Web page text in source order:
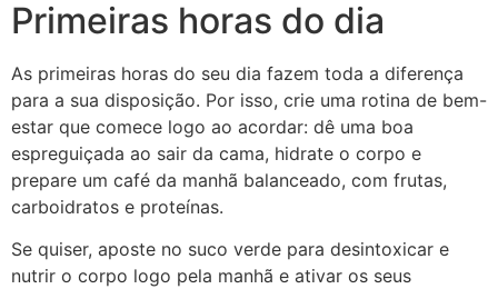
Primeiras horas do dia
As primeiras horas do seu dia fazem toda a diferença
para a sua disposição. Por isso, crie uma rotina de bem-
estar que comece logo ao acordar: dê uma boa
espreguiçada ao sair da cama, hidrate o corpo e
prepare um café da manhã balanceado, com frutas,
carboidratos e proteínas.
Se quiser, aposte no suco verde para desintoxicar e
nutrir o corpo logo pela manhã e ativar os seus